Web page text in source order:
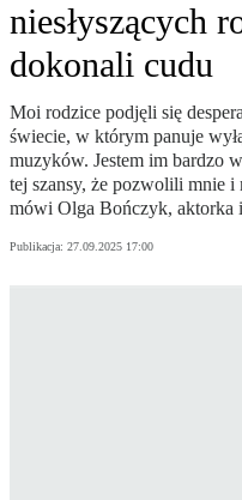
niesłyszących
dokonali cudu
Moi rodzice podjęli się
świecie, w którym panuje
muzyków. Jestem im bardzo
tej szansy, że pozwolili mnie i
mówi Olga Bończyk, aktorka
Publikacja: 27.09.2025 17:00